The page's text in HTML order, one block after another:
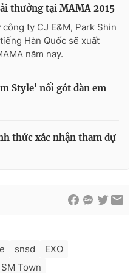
Việt Nam
024.38 355 932
thưởng tại MAMA 2015
ty CJ E&M, Park Shin
Hàn Quốc sẽ xuất
năm nay.
Style' nối gót đàn em
thức xác nhận tham dự
snsd
EXO
SM Town